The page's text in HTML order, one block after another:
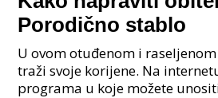
Porodično stablo
U ovom otuđenom i
traži svoje korijene. Na
programa u koje možete